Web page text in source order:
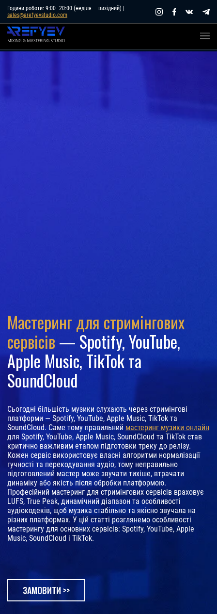
Skip
content
Години роботи: 9:00–20:00 (неділя — вихідний) |
sales@arefyevstudio.com
Мастеринг для стримінгових
сервісів— Spotify, YouTube,
Apple Music, TikTok та
SoundCloud
Сьогодні більшість музики слухають через стримінгові
платформи — Spotify, YouTube, Apple Music, TikTok та
SoundCloud. Саме тому правильний мастеринг музики онлайн
для Spotify, YouTube, Apple Music, SoundCloud та TikTok став
критично важливим етапом підготовки треку до релізу.
Кожен сервіс використовує власні алгоритми нормалізації
гучності та перекодування аудіо, тому неправильно
підготовлений мастер може звучати тихіше, втрачати
динаміку або якість після обробки платформою.
Професійний мастеринг для стримінгових сервісів враховує
LUFS, True Peak, динамічний діапазон та особливості
аудіокодеків, щоб музика стабільно та якісно звучала на
різних платформах. У цій статті розглянемо особливості
мастерингу для основних сервісів: Spotify, YouTube, Apple
Music, SoundCloud і TikTok.
ЗАМОВИТИ >>